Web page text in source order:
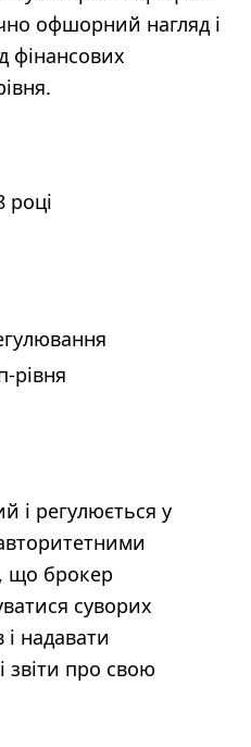
офшорний нагляд і
фінансових
році
рівня
і регулюється у
що брокер
суворих
і надавати
звіти про свою